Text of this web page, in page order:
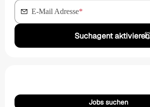
E-Mail Adresse*
Suchagent aktivieren
Jobs suchen